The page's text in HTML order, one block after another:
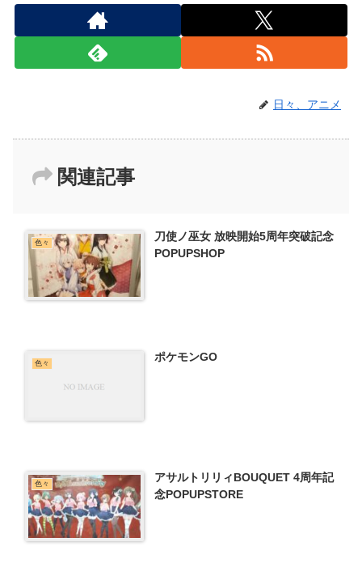
日々、アニメ
関連記事
色々
刀使ノ巫女 放映開始5周年突破記念
POPUPSHOP
色々 ポケモンGO
色々
アサルトリリィBOUQUET 4周年記
念POPUPSTORE